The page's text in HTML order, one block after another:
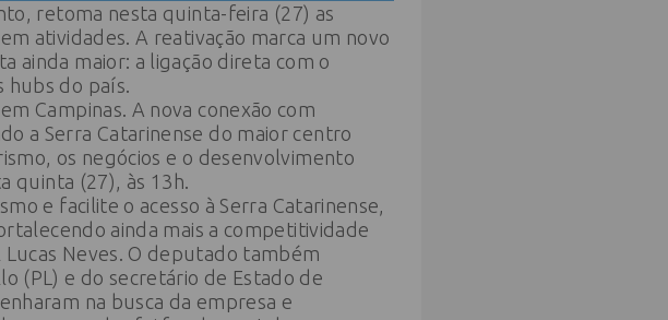
retoma nesta quinta-feira (27) as
atividades. A reativação marca um novo
ainda maior: a ligação direta com o
hubs do país.
Campinas. A nova conexão com
a Serra Catarinense do maior centro
os negócios e o desenvolvimento
quinta (27), às 13h.
e facilite o acesso à Serra Catarinense,
ainda mais a competitividade
Neves. O deputado também
(PL) e do secretário de Estado de
na busca da empresa e